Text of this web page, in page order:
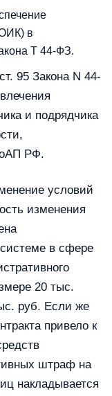
в
Т 44-ФЗ.
95 Закона N 44-
и подрядчика
РФ.
условий
изменения
системе в сфере
20 тыс.
руб. Если же
привело к
штраф на
накладывается